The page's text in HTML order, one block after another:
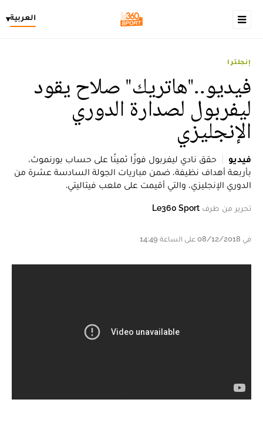
العربية▾
إنجلترا
فيديو.."هاتريك" صلاح يقود
ليفربول لصدارة الدوري
الإنجليزي
فيديو
حقق نادي ليفربول فوزًا ثمينًا على حساب بورنموث،
بأربعة أهداف نظيفة، ضمن مباريات الجولة السادسة عشرة من
الدوري الإنجليزي، والتي أقيمت على ملعب فيتاليتي.
تحرير من طرف Le360 Sport
في 08/12/2018 على الساعة 14:49